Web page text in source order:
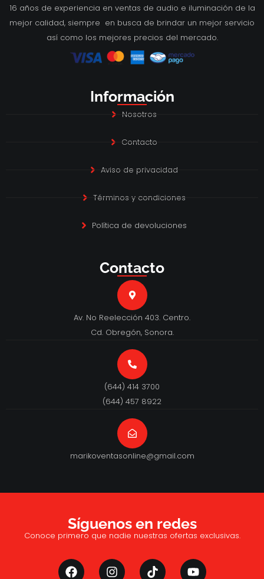
16 años de experiencia en ventas de audio e iluminación de la
mejor calidad, siempre en busca de brindar un mejor servicio
así como los mejores precios del mercado.
Información
Nosotros
Contacto
Aviso de privacidad
Términos y condiciones
Política de devoluciones
Contacto
Av. No Reelección 403. Centro.
Cd. Obregón, Sonora.
(644) 414 3700
(644) 457 8922
marikoventasonline@gmail.com
Síguenos en redes
Conoce primero que nadie nuestras ofertas exclusivas.